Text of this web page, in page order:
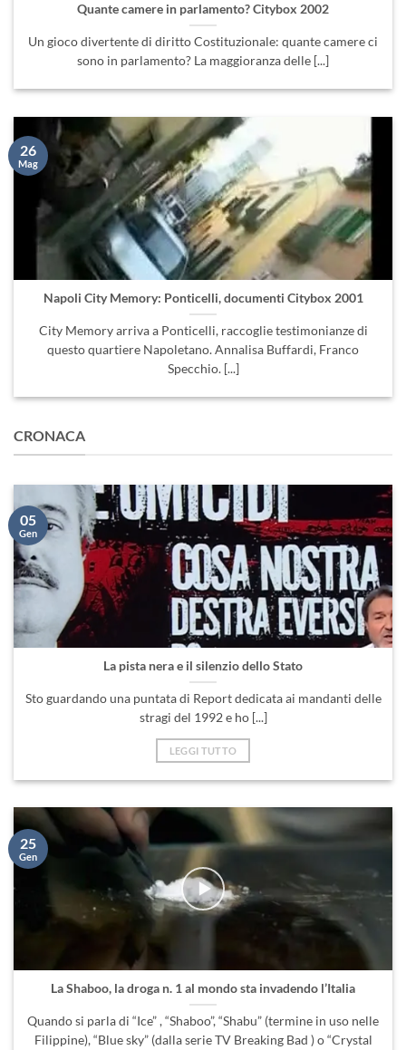
Quante camere in parlamento? Citybox 2002
Un gioco divertente di diritto Costituzionale: quante camere ci
sono in parlamento? La maggioranza delle [...]
Napoli City Memory: Ponticelli, documenti Citybox 2001
City Memory arriva a Ponticelli, raccoglie testimonianze di
questo quartiere Napoletano. Annalisa Buffardi, Franco
Specchio. [...]
26
Mag
CRONACA
La pista nera e il silenzio dello Stato
Sto guardando una puntata di Report dedicata ai mandanti delle
stragi del 1992 e ho [...]
LEGGI TUTTO
05
Gen
La Shaboo, la droga n. 1 al mondo sta invadendo l’Italia
Quando si parla di “Ice” , “Shaboo”, “Shabu” (termine in uso nelle
Filippine), “Blue sky” (dalla serie TV Breaking Bad ) o “Crystal
25
Gen